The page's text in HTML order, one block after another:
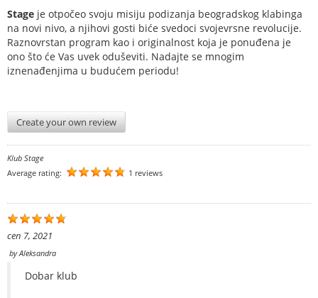
Stage je otpočeo svoju misiju podizanja beogradskog klabinga
na novi nivo, a njihovi gosti biće svedoci svojevrsne revolucije.
Raznovrstan program kao i originalnost koja je ponuđena je
ono što će Vas uvek oduševiti. Nadajte se mnogim
iznenađenjima u budućem periodu!
Create your own review
Klub Stage
Average rating:
1 reviews
сеп 7, 2021
byAleksandra
Dobar klub